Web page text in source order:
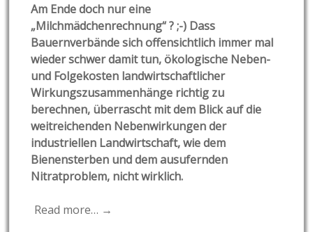
Am Ende doch nur eine
„Milchmädchenrechnung“ ? ;-) Dass
Bauernverbände sich offensichtlich immer mal
wieder schwer damit tun, ökologische Neben-
und Folgekosten landwirtschaftlicher
Wirkungszusammenhänge richtig zu
berechnen, überrascht mit dem Blick auf die
weitreichenden Nebenwirkungen der
industriellen Landwirtschaft, wie dem
Bienensterben und dem ausufernden
Nitratproblem, nicht wirklich.
Read more… →